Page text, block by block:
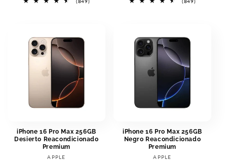
iPhone 16 Pro Max 256GB
Desierto Reacondicionado
Premium
Vendor:
APPLE
iPhone 16 Pro Max 256GB
Negro Reacondicionado
Premium
Vendor:
APPLE